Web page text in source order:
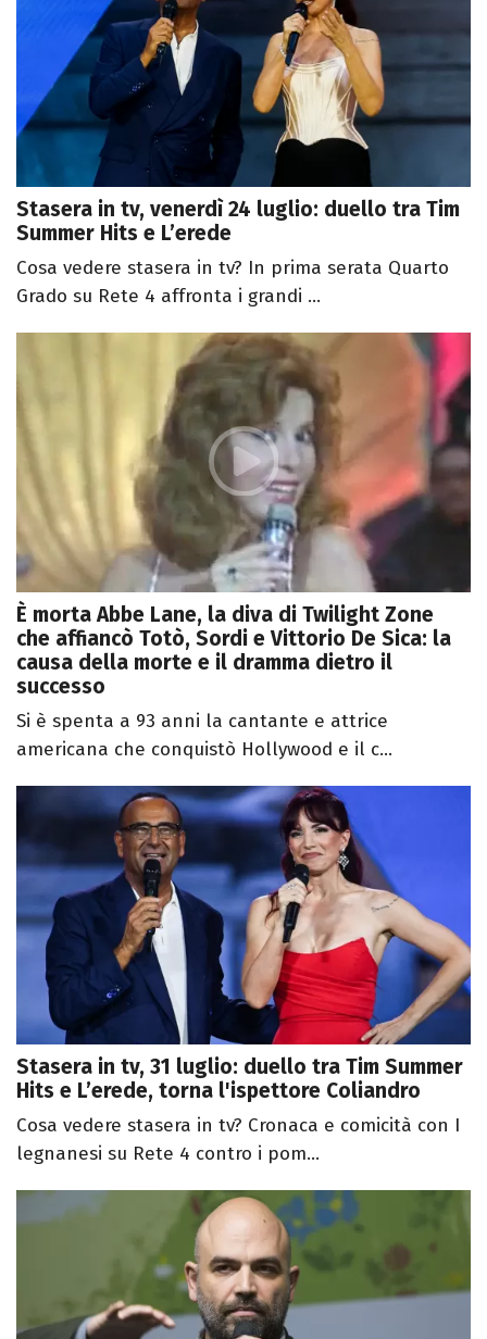
Stasera in tv, venerdì 24 luglio: duello tra Tim
Summer Hits e L’erede
Cosa vedere stasera in tv? In prima serata Quarto
Grado su Rete 4 affronta i grandi ...
È morta Abbe Lane, la diva di Twilight Zone
che affiancò Totò, Sordi e Vittorio De Sica: la
causa della morte e il dramma dietro il
successo
Si è spenta a 93 anni la cantante e attrice
americana che conquistò Hollywood e il c...
Stasera in tv, 31 luglio: duello tra Tim Summer
Hits e L’erede, torna l'ispettore Coliandro
Cosa vedere stasera in tv? Cronaca e comicità con I
legnanesi su Rete 4 contro i pom...